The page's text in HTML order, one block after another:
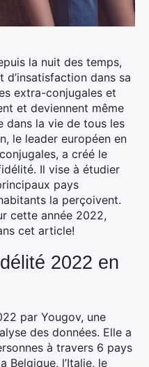
la nuit des temps,
d’insatisfaction dans sa
extra-conjugales et
et deviennent même
dans la vie de tous les
le leader européen en
a créé le
Il vise à étudier
pays
la perçoivent.
cette année 2022,
cet article!
2022 en
par Yougov, une
des données. Elle a
à travers 6 pays
Belgique, l’Italie, le